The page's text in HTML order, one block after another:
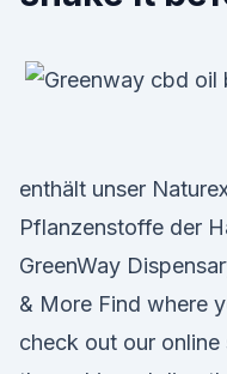
enthält unser
Pflanzenstoffe der
GreenWay
& More Find where
check out our